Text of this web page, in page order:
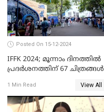
Posted On 15-12-2024
IFFK 2024; മൂന്നാം ദിനത്തില്‍
പ്രദര്‍ശനത്തിന് 67 ചിത്രങ്ങള്‍
1 Min Read View All